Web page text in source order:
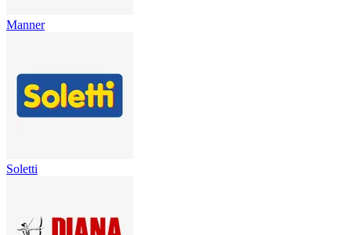
Manner
Soletti